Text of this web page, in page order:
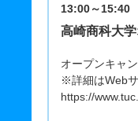
13:00～15:40
高崎商科大
オープンキャ
※詳細はWebサ
https://